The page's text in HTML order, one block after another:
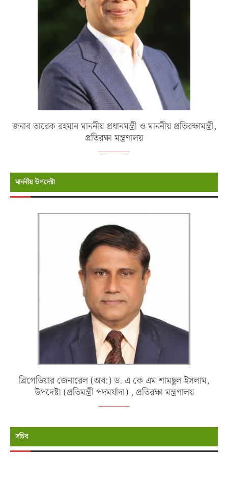
জনাব তারেক রহমান মাননীয় প্রধানমন্ত্রী ও মাননীয় প্রতিরক্ষামন্ত্রী,
প্রতিরক্ষা মন্ত্রণালয়
মাননীয় উপদেষ্টা
ব্রিগেডিয়ার জেনারেল (অব:) ড. এ কে এম শামছুল ইসলাম,
উপদেষ্টা (প্রতিমন্ত্রী পদমর্যাদা) , প্রতিরক্ষা মন্ত্রণালয়
সচিব